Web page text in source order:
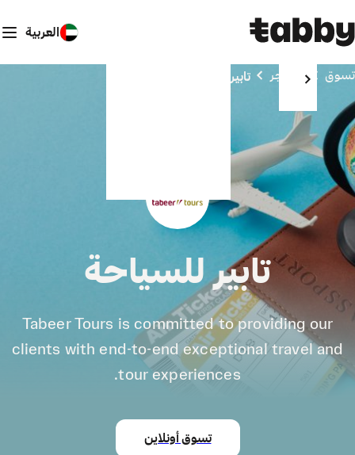
العربية
تسوق المتاجر تابير للسياحة
تابير للسياحة
Tabeer Tours is committed to providing our
clients with end-to-end exceptional travel and
tour experiences.
تسوق أونلاين